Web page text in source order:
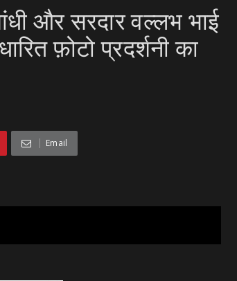
और सरदार वल्लभ भाई
फ़ोटो प्रदर्शनी का
Email